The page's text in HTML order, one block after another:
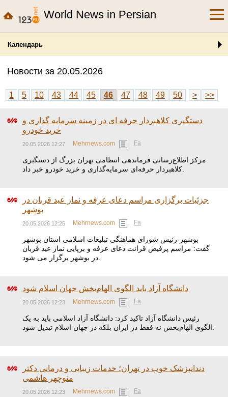
World News in Persian
Календарь
Новости за 20.05.2026
1 5 10 43 44 45 46 47 48 49 50 > >>
دستگیری کلاهبردار حرفه ای در زمینه سرمایه گذاری و
خرید خودرو
20.05.2026 12:27 Mehrnews.com Fa
مرکز اطلاع‌رسانی فرماندهی انتظامی تهران بزرگ از دستگیری
جزئیات برگزاری مراسم دعای عرفه و نماز عید قربان در
بوشهر
20.05.2026 12:25 Mehrnews.com Fa
بوشهر-رئیس شورای هماهنگی تبلیغات اسلامی استان بوشهر
گفت: مراسم پرفیض قرائت دعای عرفه و برپایی نماز عید قربان
دانشگاه آزاد باید الگوی الهام‌بخش جهان اسلام شود
20.05.2026 12:23 Mehrnews.com Fa
رئیس دانشگاه آزاد تاکید کرد: دانشگاه آزاد اسلامی باید به یک
دندانپزشک خوب در تهران؛ خدمات زیبایی و درمانی دکتر
منوچهر هاشمی
20.05.2026 12:23 Mehrnews.com Fa